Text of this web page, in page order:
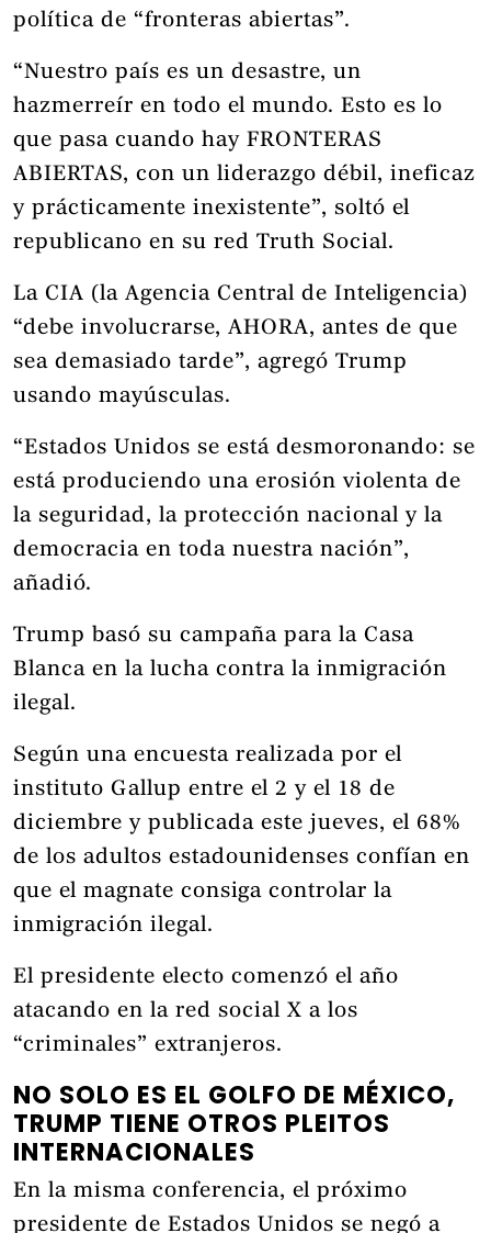
política de “fronteras abiertas”.
“Nuestro país es un desastre, un
hazmerreír en todo el mundo. Esto es lo
que pasa cuando hay FRONTERAS
ABIERTAS, con un liderazgo débil, ineficaz
y prácticamente inexistente”, soltó el
republicano en su red Truth Social.
La CIA (la Agencia Central de Inteligencia)
“debe involucrarse, AHORA, antes de que
sea demasiado tarde”, agregó Trump
usando mayúsculas.
“Estados Unidos se está desmoronando: se
está produciendo una erosión violenta de
la seguridad, la protección nacional y la
democracia en toda nuestra nación”,
añadió.
Trump basó su campaña para la Casa
Blanca en la lucha contra la inmigración
ilegal.
Según una encuesta realizada por el
instituto Gallup entre el 2 y el 18 de
diciembre y publicada este jueves, el 68%
de los adultos estadounidenses confían en
que el magnate consiga controlar la
inmigración ilegal.
El presidente electo comenzó el año
atacando en la red social X a los
“criminales” extranjeros.
NO SOLO ES EL GOLFO DE MÉXICO,
TRUMP TIENE OTROS PLEITOS
INTERNACIONALES
En la misma conferencia, el próximo
presidente de Estados Unidos se negó a